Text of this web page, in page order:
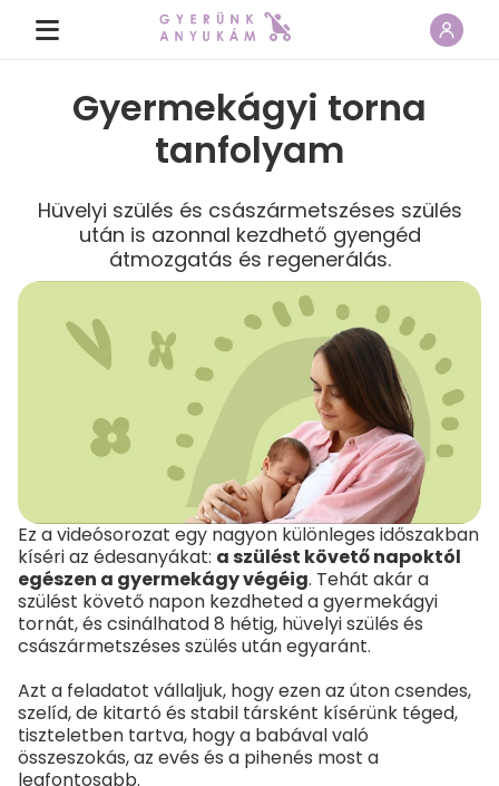
Gyermekágyi torna
tanfolyam
Hüvelyi szülés és császármetszéses szülés
után is azonnal kezdhető gyengéd
átmozgatás és regenerálás.
Ez a videósorozat egy nagyon különleges időszakban
kíséri az édesanyákat: a szülést követő napoktól
egészen a gyermekágy végéig. Tehát akár a
szülést követő napon kezdheted a gyermekágyi
tornát, és csinálhatod 8 hétig, hüvelyi szülés és
császármetszéses szülés után egyaránt.
Azt a feladatot vállaljuk, hogy ezen az úton csendes,
szelíd, de kitartó és stabil társként kísérünk téged,
tiszteletben tartva, hogy a babával való
összeszokás, az evés és a pihenés most a
legfontosabb.